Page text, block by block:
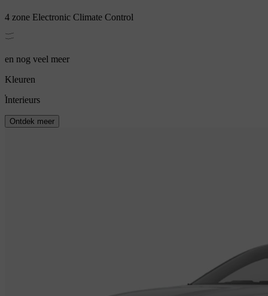
4 zone Electronic Climate Control
en nog veel meer
Kleuren
Interieurs
Ontdek meer